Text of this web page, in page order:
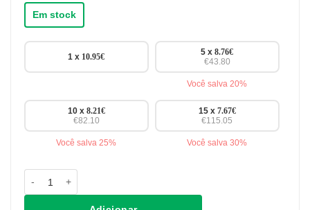
Em stock
1 x 10.95€
5 x8.76€
€43.80
Você salva 20%
10 x 8.21€
€82.10
Você salva 25%
15 x 7.67€
€115.05
Você salva 30%